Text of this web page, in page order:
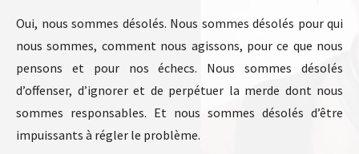
Oui, nous sommes désolés. Nous sommes désolés pour qui
nous sommes, comment nous agissons, pour ce que nous
pensons et pour nos échecs. Nous sommes désolés
d’offenser, d’ignorer et de perpétuer la merde dont nous
sommes responsables. Et nous sommes désolés d’être
impuissants à régler le problème.